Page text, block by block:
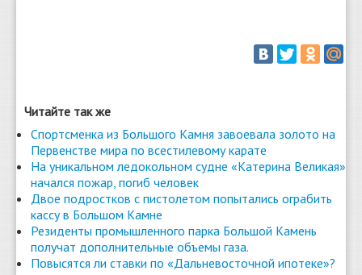
Читайте так же
Спортсменка из Большого Камня завоевала золото на
Первенстве мира по всестилевому карате
На уникальном ледокольном судне «Катерина Великая»
начался пожар, погиб человек
Двое подростков с пистолетом попытались ограбить
кассу в Большом Камне
Резиденты промышленного парка Большой Камень
получат дополнительные объемы газа.
Повысятся ли ставки по «Дальневосточной ипотеке»?